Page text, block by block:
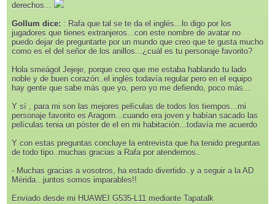
derechos...
Gollum dice: : Rafa que tal se te da el inglés...lo digo por los
jugadores que tienes extranjeros...con este nombre de avatar no
puedo dejar de preguntarte por un mundo que creo que te gusta mucho
como es el del señor de los anillos...¿cuál es tu personaje favorito?
Hola smeágol Jejeje, porque creo que me estaba hablando tu lado
noble y de buen corazón..el inglés todavía regular pero en el equipo
hay gente que sabe más que yo, pero yo me defiendo, poco más...
Y sí , para mi son las mejores películas de todos los tiempos...mi
personaje favorito es Aragorn...cuando era joven y habían sacado las
películas tenia un póster de el en mi habitación...todavía me acuerdo
Y con estas preguntas concluye la entrevista que ha tenido preguntas
de todo tipo..muchas gracias a Rafa por atendernos..
- Muchas gracias a vosotros, ha estado divertido..y a seguir a la AD
Mérida...juntos somos imparables!!
Enviado desde mi HUAWEI G535-L11 mediante Tapatalk